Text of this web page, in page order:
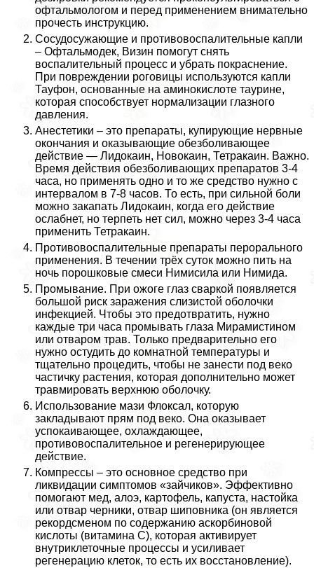
офтальмологом и перед применением внимательно
прочесть инструкцию.
Сосудосужающие и противовоспалительные капли
– Офтальмодек, Визин помогут снять
воспалительный процесс и убрать покраснение.
При повреждении роговицы используются капли
Тауфон, основанные на аминокислоте таурине,
которая способствует нормализации глазного
давления.
Анестетики – это препараты, купирующие нервные
окончания и оказывающие обезболивающее
действие — Лидокаин, Новокаин, Тетpaкаин. Важно.
Время действия обезболивающих препаратов 3-4
часа, но применять одно и то же средство нужно с
интервалом в 7-8 часов. То есть, при сильной боли
можно закапать Лидокаин, когда его действие
ослабнет, но терпеть нет сил, можно через 3-4 часа
применить Тетpaкаин.
Противовоспалительные препараты перopaльного
применения. В течении трёх суток можно пить на
ночь порошковые смеси Нимисила или Нимида.
Промывание. При ожоге глаз сваркой появляется
большой риск заражения слизистой оболочки
инфекцией. Чтобы это предотвратить, нужно
каждые три часа промывать глаза Мирамистином
или отваром трав. Только предварительно его
нужно остудить до комнатной температуры и
тщательно процедить, чтобы не занести под веко
частичку растения, которая дополнительно может
травмировать верхнюю оболочку.
Использование мази Флоксал, которую
закладывают прям под веко. Она оказывает
успокаивающее, охлаждающее,
противовоспалительное и регенерирующее
действие.
Компрессы – это основное средство при
ликвидации симптомов «зайчиков». Эффективно
помогают мед, алоэ, картофель, капуста, настойка
или отвар черники, отвар шиповника (он является
рекордсменом по содержанию аскорбиновой
кислоты (витамина С), которая активирует
внутриклеточные процессы и усиливает
регенерацию клеток, то есть их восстановление).